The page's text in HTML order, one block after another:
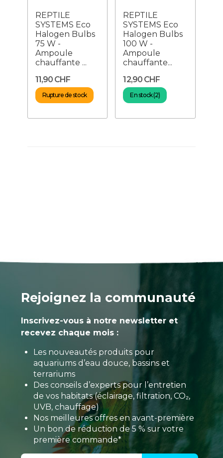
REPTILE
SYSTEMS Eco
Halogen Bulbs
75 W -
Ampoule
chauffante ...
11,90 CHF
Rupture de stock
REPTILE
SYSTEMS Eco
Halogen Bulbs
100 W -
Ampoule
chauffante...
12,90 CHF
En stock (2)
Rejoignez la communauté
Inscrivez-vous à notre newsletter et
recevez chaque mois :
Les nouveautés produits pour
aquariums d’eau douce, bassins et
terrariums
Des conseils d’experts pour l’entretien
de vos habitats (éclairage, filtration, CO₂,
UVB, chauffage)
Nos meilleures offres en avant-première
Un bon de réduction de 5 % sur votre
première commande*